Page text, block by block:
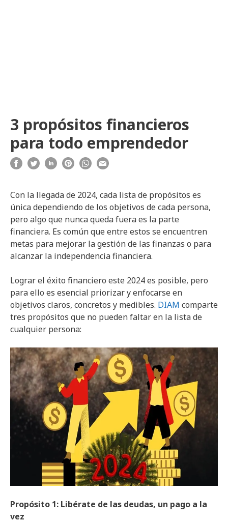
3 propósitos financieros
para todo emprendedor
Con la llegada de 2024, cada lista de propósitos es
única dependiendo de los objetivos de cada persona,
pero algo que nunca queda fuera es la parte
financiera. Es común que entre estos se encuentren
metas para mejorar la gestión de las finanzas o para
alcanzar la independencia financiera.
Lograr el éxito financiero este 2024 es posible, pero
para ello es esencial priorizar y enfocarse en
objetivos claros, concretos y medibles. DIAM comparte
tres propósitos que no pueden faltar en la lista de
cualquier persona:
Propósito 1: Libérate de las deudas, un pago a la
vez